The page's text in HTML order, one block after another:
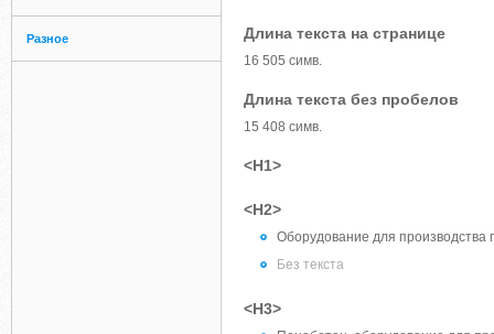
Разное Длина текста на странице
16 505 симв.
Длина текста без пробелов
15 408 симв.
<H1>
<H2>
Оборудование для производства
Без текста
<H3>